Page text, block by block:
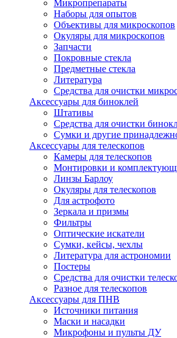
Микропрепараты
Наборы для опытов
Объективы для микроскопов
Окуляры для микроскопов
Запчасти
Покровные стекла
Предметные стекла
Литература
Средства для очистки
Аксессуары для биноклей
Штативы
Средства для очистки
Сумки и другие
Аксессуары для телескопов
Камеры для телескопов
Монтировки и
Линзы Барлоу
Окуляры для телескопов
Для астрофото
Зеркала и призмы
Фильтры
Оптические искатели
Сумки, кейсы, чехлы
Литература для астрономии
Постеры
Средства для очистки
Разное для телескопов
Аксессуары для ПНВ
Источники питания
Маски и насадки
Микрофоны и пульты ДУ